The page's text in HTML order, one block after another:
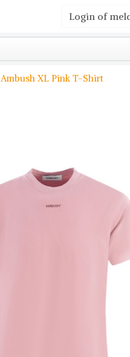
Login of
Ambush XL Pink T-Shirt